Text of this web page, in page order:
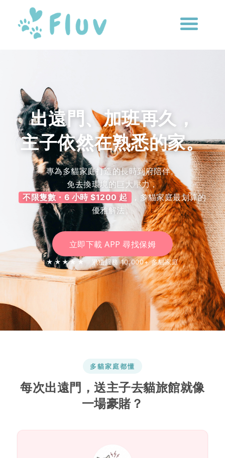
出遠門、加班再久，
主子依然在熟悉的家。
專為多貓家庭打造的長時到府陪伴。
免去換環境的巨大壓力，
不限隻數・6 小時 $1200 起
，多貓家庭最划算的
優雅解法。
立即下載 APP 尋找保姆
★★★★★ 累積服務 10,000+ 多貓家庭
多貓家庭都懂
每次出遠門，送主子去貓旅館就像
一場豪賭？